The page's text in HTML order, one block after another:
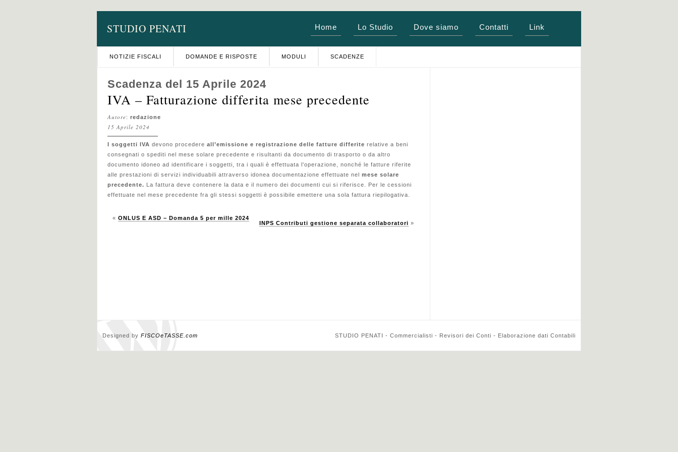
STUDIO PENATI Home Lo Studio Dove siamo Contatti Link
NOTIZIE FISCALI DOMANDE E RISPOSTE MODULI SCADENZE
Scadenza del 15 Aprile 2024
IVA – Fatturazione differita mese precedente
Autore: redazione
15 Aprile 2024
I soggetti IVA devono procedere all’emissione e registrazione delle fatture differite relative a beni
consegnati o spediti nel mese solare precedente e risultanti da documento di trasporto o da altro
documento idoneo ad identificare i soggetti, tra i quali è effettuata l'operazione, nonché le fatture riferite
alle prestazioni di servizi individuabili attraverso idonea documentazione effettuate nel mese solare
precedente. La fattura deve contenere la data e il numero dei documenti cui si riferisce. Per le cessioni
effettuate nel mese precedente fra gli stessi soggetti è possibile emettere una sola fattura riepilogativa.
« ONLUS E ASD – Domanda 5 per mille 2024
INPS Contributi gestione separata collaboratori »
Designed by FISCOeTASSE.com STUDIO PENATI - Commercialisti - Revisori dei Conti - Elaborazione dati Contabili